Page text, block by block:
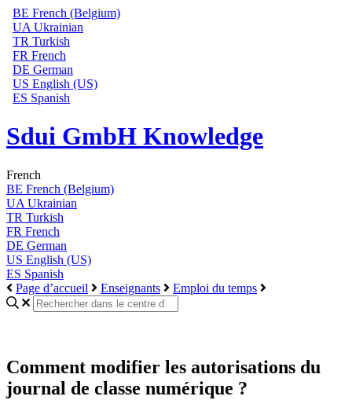
BE French (Belgium)
UA Ukrainian
TR Turkish
FR French
DE German
US English (US)
ES Spanish
Sdui GmbH Knowledge
French
BE French (Belgium)
UA Ukrainian
TR Turkish
FR French
DE German
US English (US)
ES Spanish
Page d’accueil
Enseignants Emploi du temps
Comment modifier les autorisations du
journal de classe numérique ?